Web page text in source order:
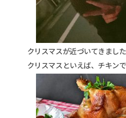
クリスマスが近づいてきました
クリスマスといえば、チキン